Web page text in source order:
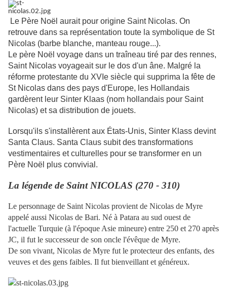
Le Père Noël aurait pour origine Saint Nicolas. On
retrouve dans sa représentation toute la symbolique de St
Nicolas (barbe blanche, manteau rouge...).
Le père Noël voyage dans un traîneau tiré par des rennes,
Saint Nicolas voyageait sur le dos d'un âne. Malgré la
réforme protestante du XVIe siècle qui supprima la fête de
St Nicolas dans des pays d'Europe, les Hollandais
gardèrent leur Sinter Klaas (nom hollandais pour Saint
Nicolas) et sa distribution de jouets.
Lorsqu'ils s'installèrent aux États-Unis, Sinter Klass devint
Santa Claus. Santa Claus subit des transformations
vestimentaires et culturelles pour se transformer en un
Père Noël plus convivial.
La légende de Saint NICOLAS (270 - 310)
Le personnage de Saint Nicolas provient de Nicolas de Myre
appelé aussi Nicolas de Bari. Né à Patara au sud ouest de
l'actuelle Turquie (à l'époque Asie mineure) entre 250 et 270 après
JC, il fut le successeur de son oncle l'évêque de Myre.
De son vivant, Nicolas de Myre fut le protecteur des enfants, des
veuves et des gens faibles. Il fut bienveillant et généreux.